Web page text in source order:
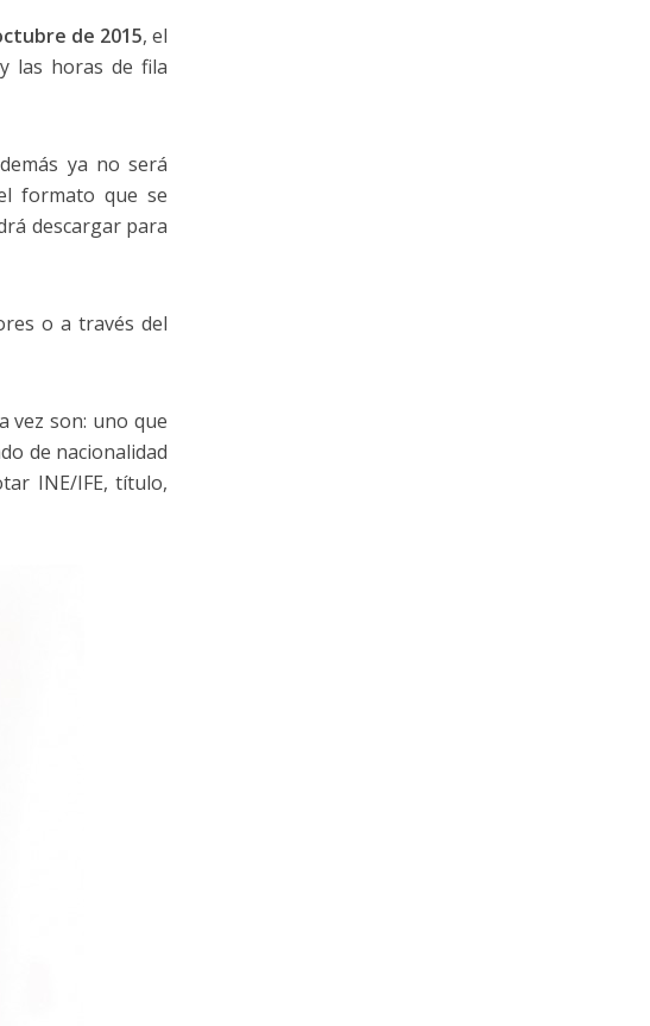
de 2015, el
las horas de fila
ya no será
formato que se
descargar para
o a través del
vez son: uno que
de nacionalidad
INE/IFE, título,